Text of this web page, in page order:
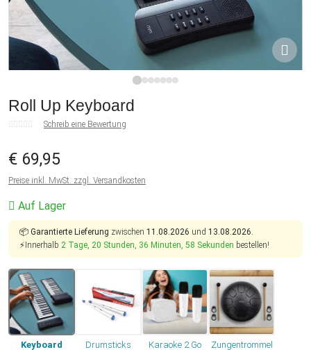
Roll Up Keyboard
Schreib eine Bewertung
€ 69,95
Preise inkl. MwSt. zzgl. Versandkosten
Auf Lager
📦 Garantierte Lieferung zwischen 11.08.2026 und 13.08.2026.
⚡Innerhalb 2 Tage, 20 Stunden, 36 Minuten, 57 Sekunden bestellen!
Keyboard Drumsticks Karaoke 2 Go Zungentrommel